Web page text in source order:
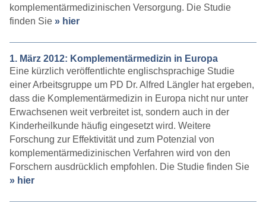
komplementärmedizinischen Versorgung. Die Studie
finden Sie » hier
1. März 2012: Komplementärmedizin in Europa
Eine kürzlich veröffentlichte englischsprachige Studie
einer Arbeitsgruppe um PD Dr. Alfred Längler hat ergeben,
dass die Komplementärmedizin in Europa nicht nur unter
Erwachsenen weit verbreitet ist, sondern auch in der
Kinderheilkunde häufig eingesetzt wird. Weitere
Forschung zur Effektivität und zum Potenzial von
komplementärmedizinischen Verfahren wird von den
Forschern ausdrücklich empfohlen. Die Studie finden Sie
» hier